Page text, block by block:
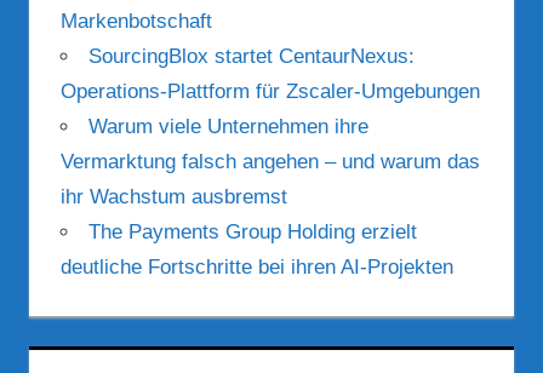
Markenbotschaft
SourcingBlox startet CentaurNexus:
Operations-Plattform für Zscaler-Umgebungen
Warum viele Unternehmen ihre
Vermarktung falsch angehen – und warum das
ihr Wachstum ausbremst
The Payments Group Holding erzielt
deutliche Fortschritte bei ihren AI-Projekten